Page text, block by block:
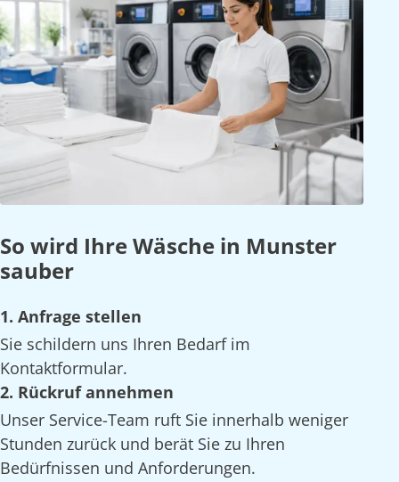
So wird Ihre Wäsche in Munster
sauber
1. Anfrage stellen
Sie schildern uns Ihren Bedarf im
Kontaktformular.
2. Rückruf annehmen
Unser Service-Team ruft Sie innerhalb weniger
Stunden zurück und berät Sie zu Ihren
Bedürfnissen und Anforderungen.